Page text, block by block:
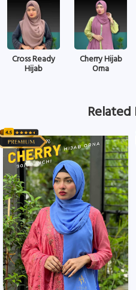
Cross Ready
Hijab
Cherry Hijab
Orna